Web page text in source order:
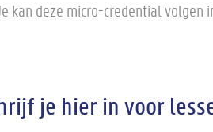
kan deze micro-credential volgen
je hier in voor